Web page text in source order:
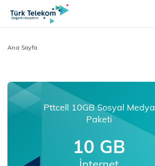
Ana Sayfa
Pttcell 10GB Sosyal Medya
Paketi
10 GB